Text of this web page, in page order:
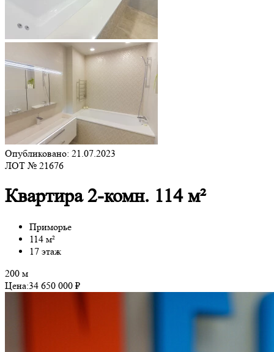
Опубликовано: 21.07.2023
ЛОТ № 21676
Квартира 2-комн. 114 м²
Приморье
114 м²
17 этаж
200 м
Цена:34 650 000 ₽